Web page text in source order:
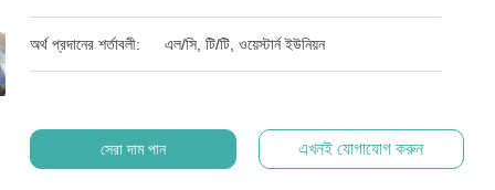
অর্থ প্রদানের শর্তাবলী: এল/সি, টি/টি, ওয়েস্টার্ন ইউনিয়ন
সেরা দাম পান এখনই যোগাযোগ করুন